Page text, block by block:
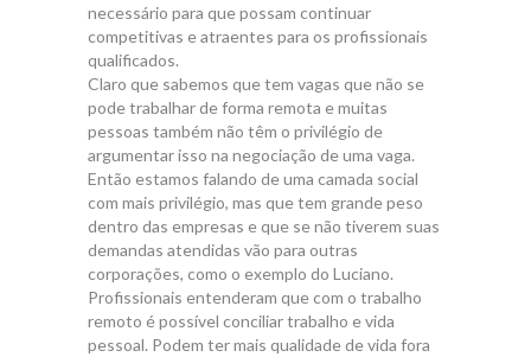
necessário para que possam continuar
competitivas e atraentes para os profissionais
qualificados.
Claro que sabemos que tem vagas que não se
pode trabalhar de forma remota e muitas
pessoas também não têm o privilégio de
argumentar isso na negociação de uma vaga.
Então estamos falando de uma camada social
com mais privilégio, mas que tem grande peso
dentro das empresas e que se não tiverem suas
demandas atendidas vão para outras
corporações, como o exemplo do Luciano.
Profissionais entenderam que com o trabalho
remoto é possível conciliar trabalho e vida
pessoal. Podem ter mais qualidade de vida fora